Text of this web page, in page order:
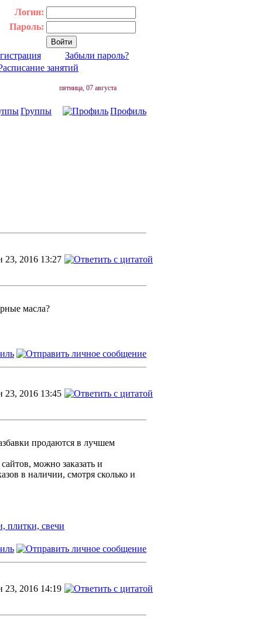
Логин:
Пароль:
Забыли пароль?
занятий
пятница, 07 августа
Группы Профиль
23, 2016 13:27
масла?
23, 2016 13:45
продаются в лучшем
можно заказать и
в наличии, смотря сколько и
плитки, свечи
23, 2016 14:19